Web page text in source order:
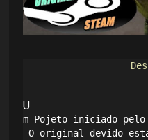
U
m Pojeto iniciado pelo
O original devido